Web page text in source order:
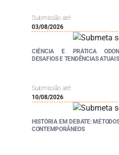
Submissão até:
03/08/2026
CIÊNCIA E PRÁTICA
DESAFIOS E TENDÊNCIAS ATUAIS
Submissão até:
10/08/2026
HISTÓRIA EM DEBATE:
CONTEMPORÂNEOS